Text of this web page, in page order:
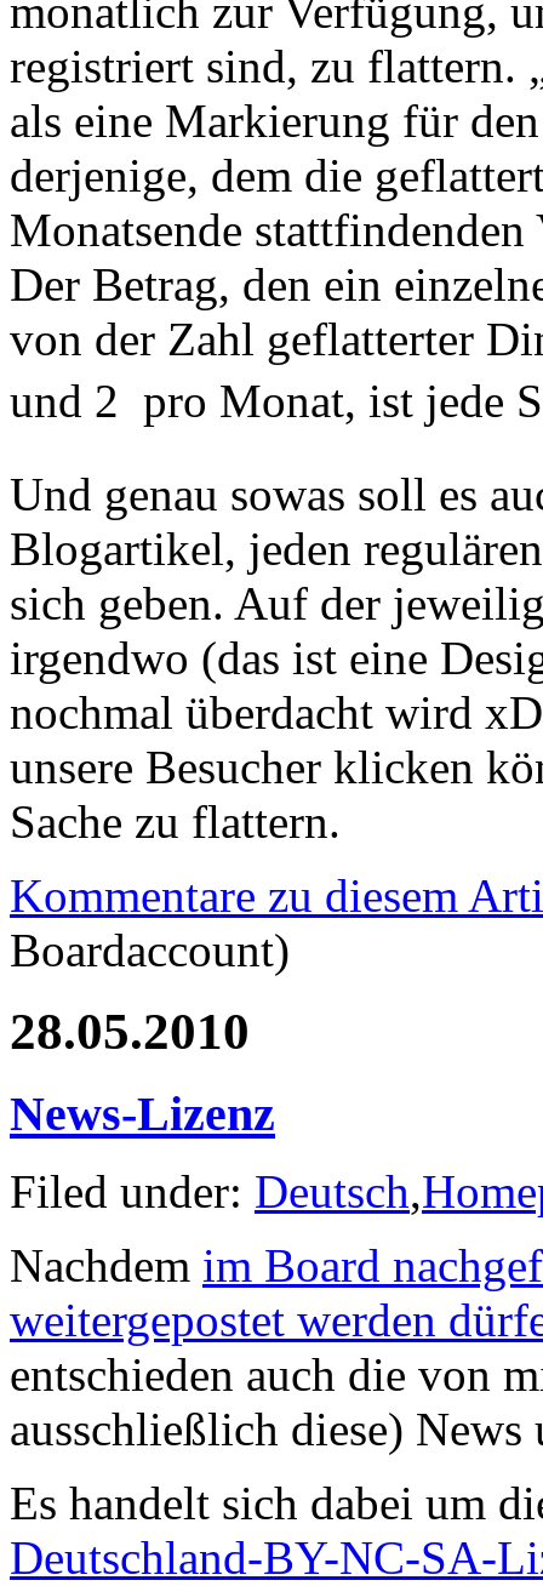
monatlich zur Verfügung,
registriert sind, zu flattern.
als eine Markierung für
derjenige, dem die
Monatsende
Der Betrag, den ein
von der Zahl geflatterter
und 2  pro Monat, ist jede
Und genau sowas soll es
Blogartikel, jeden
sich geben. Auf der
irgendwo (das ist eine
nochmal überdacht wird
unsere Besucher klicken
Sache zu flattern.
Kommentare zu diesem
Boardaccount)
28.05.2010
News-Lizenz
Filed under: Deutsch,
Nachdem im Board
weitergepostet werden
entschieden auch die von
ausschließlich diese)
Es handelt sich dabei um
Deutschland-BY-NC-SA-